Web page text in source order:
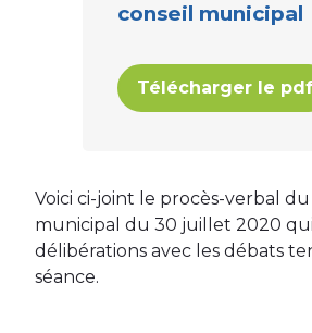
conseil municipal
Télécharger le pdf
Voici ci-joint le procès-verbal du
municipal du 30 juillet 2020
délibérations avec les débats
séance.